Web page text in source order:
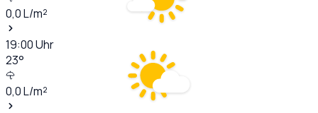
0,0L/m²
19:00Uhr
23°
0,0L/m²